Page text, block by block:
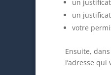
un
un
votre
Ensuite,
l’adresse qui